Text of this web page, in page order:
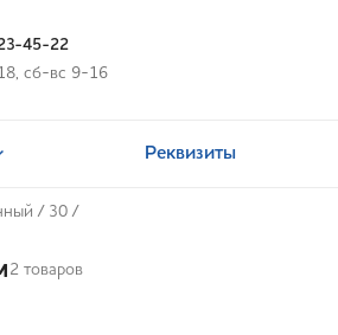
45-22
сб-вс 9-16
Реквизиты
/ 30 /
2 товаров